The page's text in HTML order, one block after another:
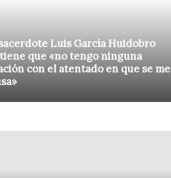
Luis García Huidobro
que «no tengo ninguna
con el atentado en que se me